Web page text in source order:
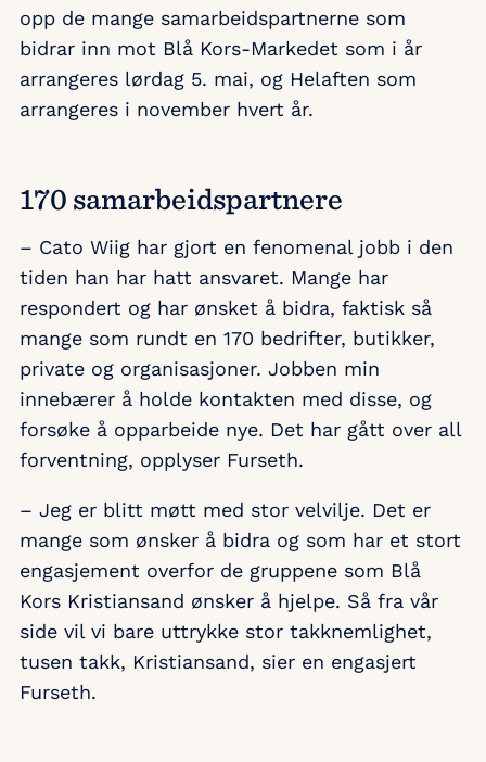
opp de mange samarbeidspartnerne som
bidrar inn mot Blå Kors-Markedet som i år
arrangeres lørdag 5. mai, og Helaften som
arrangeres i november hvert år.
170 samarbeidspartnere
– Cato Wiig har gjort en fenomenal jobb i den
tiden han har hatt ansvaret. Mange har
respondert og har ønsket å bidra, faktisk så
mange som rundt en 170 bedrifter, butikker,
private og organisasjoner. Jobben min
innebærer å holde kontakten med disse, og
forsøke å opparbeide nye. Det har gått over all
forventning, opplyser Furseth.
– Jeg er blitt møtt med stor velvilje. Det er
mange som ønsker å bidra og som har et stort
engasjement overfor de gruppene som Blå
Kors Kristiansand ønsker å hjelpe. Så fra vår
side vil vi bare uttrykke stor takknemlighet,
tusen takk, Kristiansand, sier en engasjert
Furseth.